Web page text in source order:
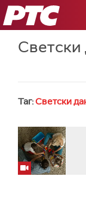
РТС
Таг:Светски